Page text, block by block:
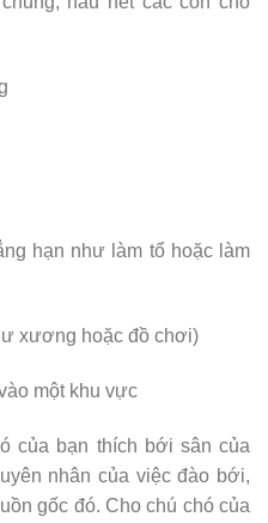
hạn như làm tổ hoặc làm
xương hoặc đồ chơi)
một khu vực
của bạn thích bới sân của
nhân của việc đào bới,
gốc đó. Cho chú chó của